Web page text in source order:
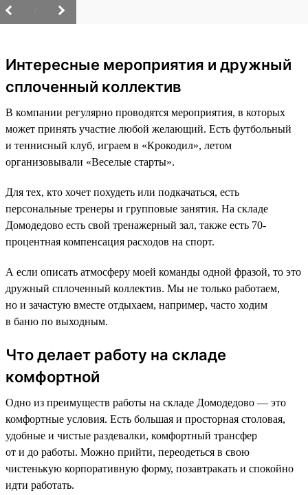
Интересные мероприятия и дружный
сплоченный коллектив
В компании регулярно проводятся мероприятия, в которых
может принять участие любой желающий. Есть футбольный
и теннисный клуб, играем в «Крокодил», летом
организовывали «Веселые старты».
Для тех, кто хочет похудеть или подкачаться, есть
персональные тренеры и групповые занятия. На складе
Домодедово есть свой тренажерный зал, также есть 70-
процентная компенсация расходов на спорт.
А если описать атмосферу моей команды одной фразой, то это
дружный сплоченный коллектив. Мы не только работаем,
но и зачастую вместе отдыхаем, например, часто ходим
в баню по выходным.
Что делает работу на складе
комфортной
Одно из преимуществ работы на складе Домодедово — это
комфортные условия. Есть большая и просторная столовая,
удобные и чистые раздевалки, комфортный трансфер
от и до работы. Можно прийти, переодеться в свою
чистенькую корпоративную форму, позавтракать и спокойно
идти работать.